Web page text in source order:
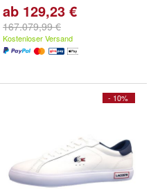
ab 129,23 €
167.079,99 €
Kostenloser Versand
- 10%